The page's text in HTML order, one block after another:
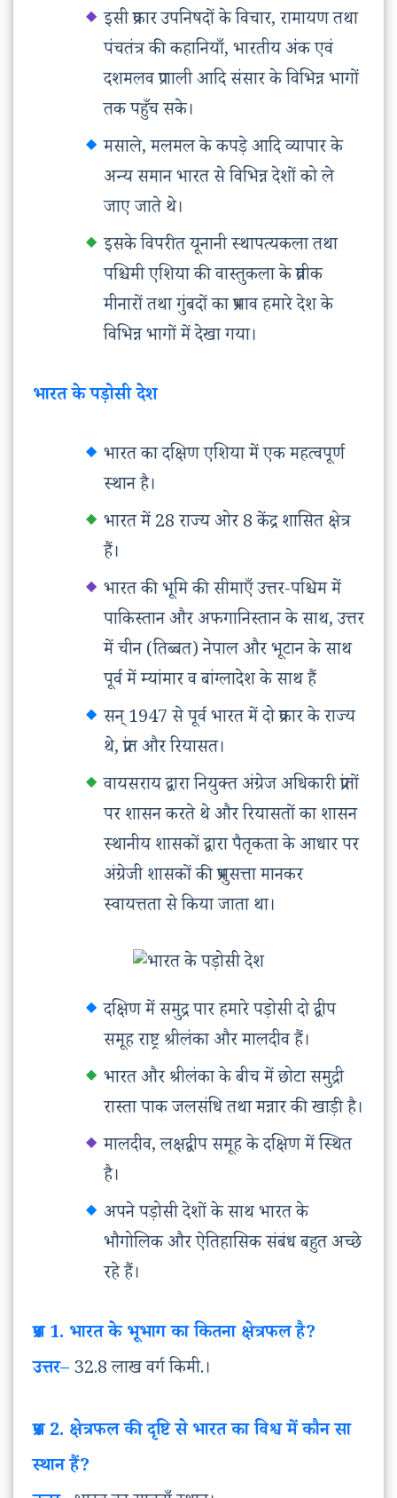
इसी प्रकार उपनिषदों के विचार, रामायण तथा
पंचतंत्र की कहानियाँ, भारतीय अंक एवं
दशमलव प्रणाली आदि संसार के विभिन्न भागों
तक पहुँच सके।
मसाले, मलमल के कपड़े आदि व्यापार के
अन्य समान भारत से विभिन्न देशों को ले
जाए जाते थे।
इसके विपरीत यूनानी स्थापत्यकला तथा
पश्चिमी एशिया की वास्तुकला के प्रतीक
मीनारों तथा गुंबदों का प्रभाव हमारे देश के
विभिन्न भागों में देखा गया।
भारत के पड़ोसी देश
भारत का दक्षिण एशिया में एक महत्वपूर्ण
स्थान है।
भारत में 28 राज्य ओर 8 केंद्र शासित क्षेत्र
हैं।
भारत की भूमि की सीमाएँ उत्तर-पश्चिम में
पाकिस्तान और अफगानिस्तान के साथ, उत्तर
में चीन (तिब्बत) नेपाल और भूटान के साथ
पूर्व में म्यांमार व बांग्लादेश के साथ हैं
सन् 1947 से पूर्व भारत में दो प्रकार के राज्य
थे, प्रांत और रियासत।
वायसराय द्वारा नियुक्त अंग्रेज अधिकारी प्रांतों
पर शासन करते थे और रियासतों का शासन
स्थानीय शासकों द्वारा पैतृकता के आधार पर
अंग्रेजी शासकों की प्रभुसत्ता मानकर
स्वायत्तता से किया जाता था।
दक्षिण में समुद्र पार हमारे पड़ोसी दो द्वीप
समूह राष्ट्र श्रीलंका और मालदीव हैं।
भारत और श्रीलंका के बीच में छोटा समुद्री
रास्ता पाक जलसंधि तथा मन्नार की खाड़ी है।
मालदीव, लक्षद्वीप समूह के दक्षिण में स्थित
है।
अपने पड़ोसी देशों के साथ भारत के
भौगोलिक और ऐतिहासिक संबंध बहुत अच्छे
रहे हैं।
प्रश्न1. भारतके भूभागकाकितना क्षेत्रफलहै?
उत्तर–32.8 लाख वर्ग किमी.।
प्रश्न2. क्षेत्रफलकीदृष्टिसे भारतकाविश्वमेंकौनसा
स्थानहैं?